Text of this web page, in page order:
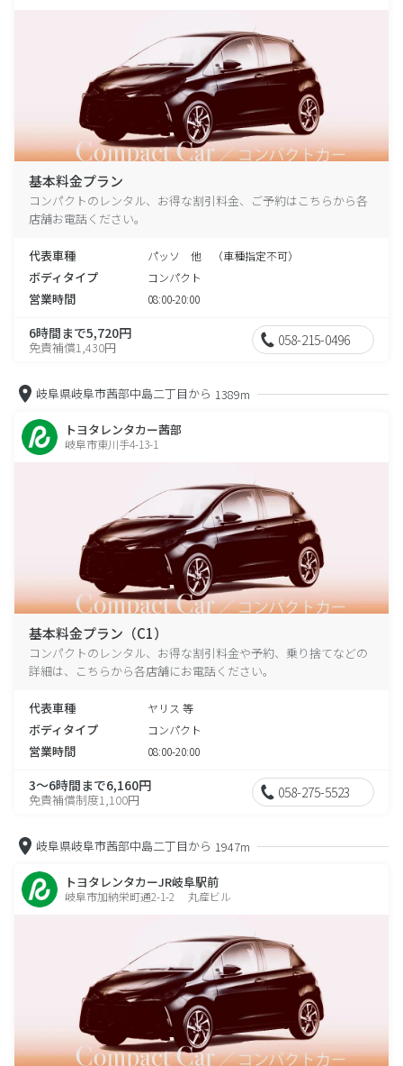
基本料金プラン
コンパクトのレンタル、お得な割引料金、ご予約はこちらから各
店舗お電話ください。
代表車種 パッソ 他 （車種指定不可）
ボディタイプ コンパクト
営業時間 08:00-20:00
6時間まで5,720円
免責補償1,430円 058-215-0496
岐阜県岐阜市茜部中島二丁目から 1389m
トヨタレンタカー茜部
岐阜市東川手4-13-1
基本料金プラン（C1）
コンパクトのレンタル、お得な割引料金や予約、乗り捨てなどの
詳細は、こちらから各店舗にお電話ください。
代表車種 ヤリス 等
ボディタイプ コンパクト
営業時間 08:00-20:00
3～6時間まで6,160円
免責補償制度1,100円 058-275-5523
岐阜県岐阜市茜部中島二丁目から 1947m
トヨタレンタカーJR岐阜駅前
岐阜市加納栄町通2-1-2 丸産ビル